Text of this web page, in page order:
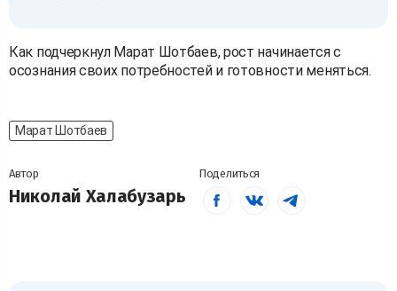
Как подчеркнул Марат Шотбаев, рост начинается с
осознания своих потребностей и готовности меняться.
Марат Шотбаев
Автор
Николай Халабузарь
Поделиться